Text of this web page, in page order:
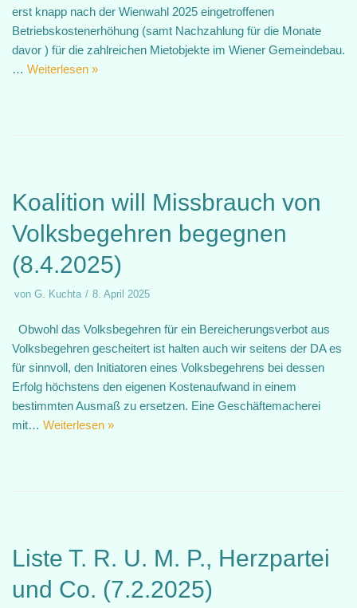
erst knapp nach der Wienwahl 2025 eingetroffenen
Betriebskostenerhöhung (samt Nachzahlung für die Monate
davor ) für die zahlreichen Mietobjekte im Wiener Gemeindebau.
… Weiterlesen »
Koalition will Missbrauch von
Volksbegehren begegnen
(8.4.2025)
von G. Kuchta 8. April 2025
Obwohl das Volksbegehren für ein Bereicherungsverbot aus
Volksbegehren gescheitert ist halten auch wir seitens der DA es
für sinnvoll, den Initiatoren eines Volksbegehrens bei dessen
Erfolg höchstens den eigenen Kostenaufwand in einem
bestimmten Ausmaß zu ersetzen. Eine Geschäftemacherei
mit… Weiterlesen »
Liste T. R. U. M. P., Herzpartei
und Co. (7.2.2025)